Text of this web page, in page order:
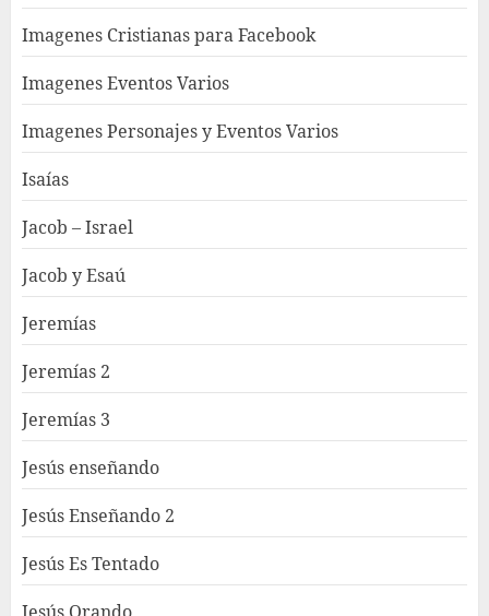
Imagenes Cristianas para Facebook
Imagenes Eventos Varios
Imagenes Personajes y Eventos Varios
Isaías
Jacob – Israel
Jacob y Esaú
Jeremías
Jeremías 2
Jeremías 3
Jesús enseñando
Jesús Enseñando 2
Jesús Es Tentado